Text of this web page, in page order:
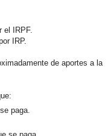
el IRPF.
IRP.
de aportes a la
paga.